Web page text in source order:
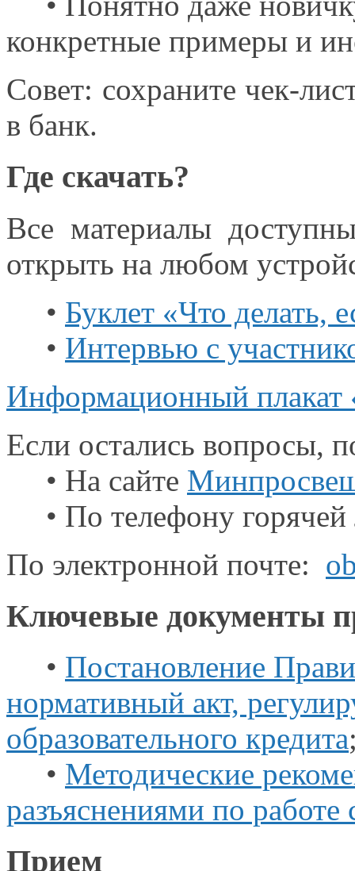
конкретные примеры и
Совет: сохранитечек-
в банк.
Где скачать?
Все материалы
открыть на любом
• Буклет «Что делать,
• Интервью с
Информационный плакат
Если остались вопросы,
• На сайте
• По телефону
По электронной почте:
Ключевые документы
• Постановление
нормативный акт,
образовательного кредита
• Методические
разъяснениями по работе
Прием